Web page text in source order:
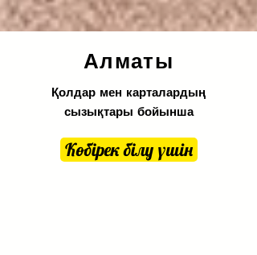
Алматы
Қолдар мен карталардың
сызықтары бойынша
Көбірек білу үшін